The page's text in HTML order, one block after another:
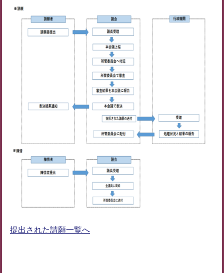
提出された請願一覧へ